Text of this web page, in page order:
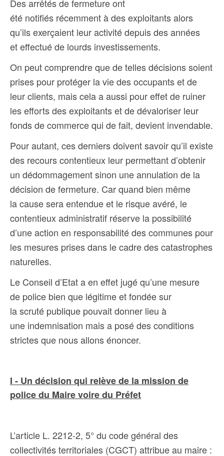
Des arrêtés de fermeture ont
été notifiés récemment à des exploitants alors
qu’ils exerçaient leur activité depuis des années
et effectué de lourds investissements.
On peut comprendre que de telles décisions soient
prises pour protéger la vie des occupants et de
leur clients, mais cela a aussi pour effet de ruiner
les efforts des exploitants et de dévaloriser leur
fonds de commerce qui de fait, devient invendable.
Pour autant, ces derniers doivent savoir qu’il existe
des recours contentieux leur permettant d’obtenir
un dédommagement sinon une annulation de la
décision de fermeture. Car quand bien même
la cause sera entendue et le risque avéré, le
contentieux administratif réserve la possibilité
d’une action en responsabilité des communes pour
les mesures prises dans le cadre des catastrophes
naturelles.
Le Conseil d’Etat a en effet jugé qu’une mesure
de police bien que légitime et fondée sur
la scruté publique pouvait donner lieu à
une indemnisation mais a posé des conditions
strictes que nous allons énoncer.
I - Un décision qui relève de la mission de
police du Maire voire du Préfet
L’article L. 2212-2, 5° du code général des
collectivités territoriales (CGCT) attribue au maire :